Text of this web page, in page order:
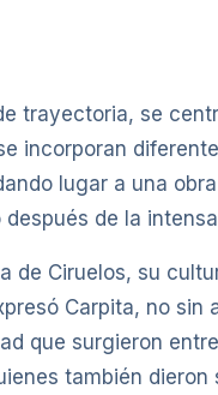
trayectoria, se
incorporan
lugar a una
de la
de Ciruelos, su
Carpita, no
que surgieron
también